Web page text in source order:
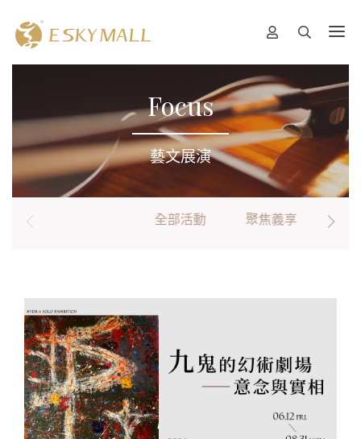
Focus
藝文展演
全部活動 聚焦義享